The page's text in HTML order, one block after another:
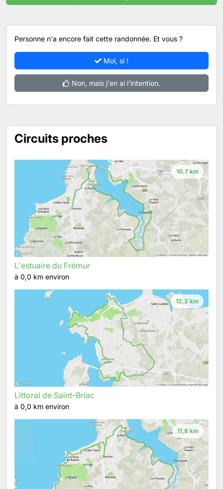
Personne n'a encore fait cette randonnée. Et vous ?
Moi, si !
Non, mais j'en ai l'intention.
Circuits proches
10,7 km
L'estuaire du Frémur
à 0,0 km environ
12,2 km
Littoral de Saint-Briac
à 0,0 km environ
11,8 km